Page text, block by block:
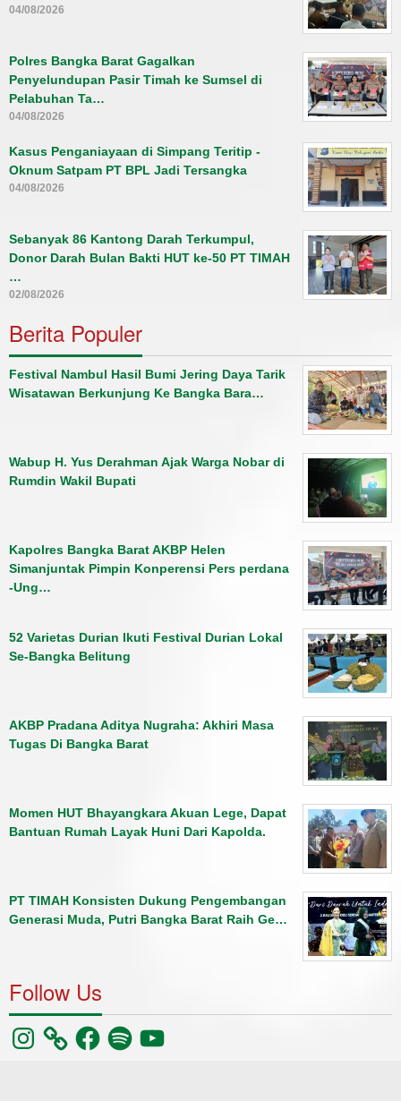
04/08/2026
Polres Bangka Barat Gagalkan
Penyelundupan Pasir Timah ke Sumsel di
Pelabuhan Ta…
04/08/2026
Kasus Penganiayaan di Simpang Teritip -
Oknum Satpam PT BPL Jadi Tersangka
04/08/2026
Sebanyak 86 Kantong Darah Terkumpul,
Donor Darah Bulan Bakti HUT ke-50 PT TIMAH
…
02/08/2026
Berita Populer
Festival Nambul Hasil Bumi Jering Daya Tarik
Wisatawan Berkunjung Ke Bangka Bara…
Wabup H. Yus Derahman Ajak Warga Nobar di
Rumdin Wakil Bupati
Kapolres Bangka Barat AKBP Helen
Simanjuntak Pimpin Konperensi Pers perdana
-Ung…
52 Varietas Durian Ikuti Festival Durian Lokal
Se-Bangka Belitung
AKBP Pradana Aditya Nugraha: Akhiri Masa
Tugas Di Bangka Barat
Momen HUT Bhayangkara Akuan Lege, Dapat
Bantuan Rumah Layak Huni Dari Kapolda.
PT TIMAH Konsisten Dukung Pengembangan
Generasi Muda, Putri Bangka Barat Raih Ge…
Follow Us
Instagram FacebookSpotifyYouTube